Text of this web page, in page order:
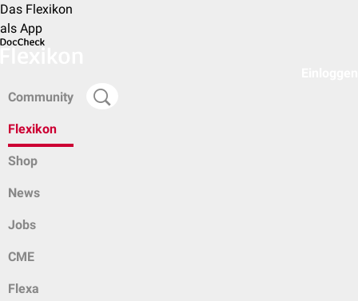
Das Flexikon
als App
Community
Flexikon
Shop
News
Jobs
CME
Flexa